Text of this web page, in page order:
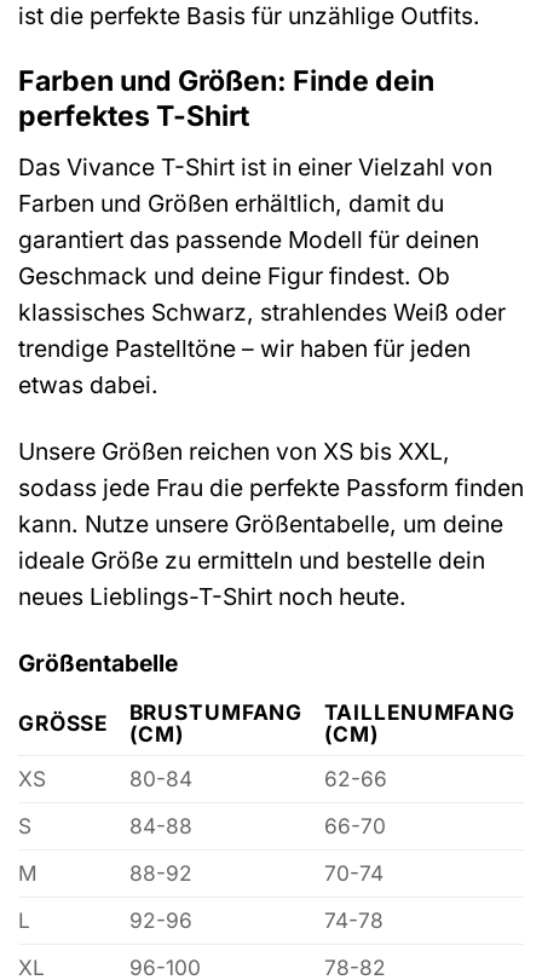
ist die perfekte Basis für unzählige Outfits.
Farben und Größen: Finde dein
perfektes T-Shirt
Das Vivance T-Shirt ist in einer Vielzahl von
Farben und Größen erhältlich, damit du
garantiert das passende Modell für deinen
Geschmack und deine Figur findest. Ob
klassisches Schwarz, strahlendes Weiß oder
trendige Pastelltöne – wir haben für jeden
etwas dabei.
Unsere Größen reichen von XS bis XXL,
sodass jede Frau die perfekte Passform finden
kann. Nutze unsere Größentabelle, um deine
ideale Größe zu ermitteln und bestelle dein
neues Lieblings-T-Shirt noch heute.
Größentabelle
GRÖSSE
BRUSTUMFANG
(CM)
TAILLENUMFANG
(CM)
XS
80-84 62-66
S
84-88 66-70
M
88-92 70-74
L
92-96 74-78
XL
96-100 78-82